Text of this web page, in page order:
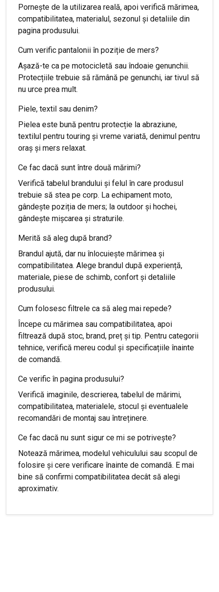
Pornește de la utilizarea reală, apoi verifică mărimea,
compatibilitatea, materialul, sezonul și detaliile din
pagina produsului.
Cum verific pantalonii în poziție de mers?
Așază-te ca pe motocicletă sau îndoaie genunchii.
Protecțiile trebuie să rămână pe genunchi, iar tivul să
nu urce prea mult.
Piele, textil sau denim?
Pielea este bună pentru protecție la abraziune,
textilul pentru touring și vreme variată, denimul pentru
oraș și mers relaxat.
Ce fac dacă sunt între două mărimi?
Verifică tabelul brandului și felul în care produsul
trebuie să stea pe corp. La echipament moto,
gândește poziția de mers; la outdoor și hochei,
gândește mișcarea și straturile.
Merită să aleg după brand?
Brandul ajută, dar nu înlocuiește mărimea și
compatibilitatea. Alege brandul după experiență,
materiale, piese de schimb, confort și detaliile
produsului.
Cum folosesc filtrele ca să aleg mai repede?
Începe cu mărimea sau compatibilitatea, apoi
filtrează după stoc, brand, preț și tip. Pentru categorii
tehnice, verifică mereu codul și specificațiile înainte
de comandă.
Ce verific în pagina produsului?
Verifică imaginile, descrierea, tabelul de mărimi,
compatibilitatea, materialele, stocul și eventualele
recomandări de montaj sau întreținere.
Ce fac dacă nu sunt sigur ce mi se potrivește?
Notează mărimea, modelul vehiculului sau scopul de
folosire și cere verificare înainte de comandă. E mai
bine să confirmi compatibilitatea decât să alegi
aproximativ.